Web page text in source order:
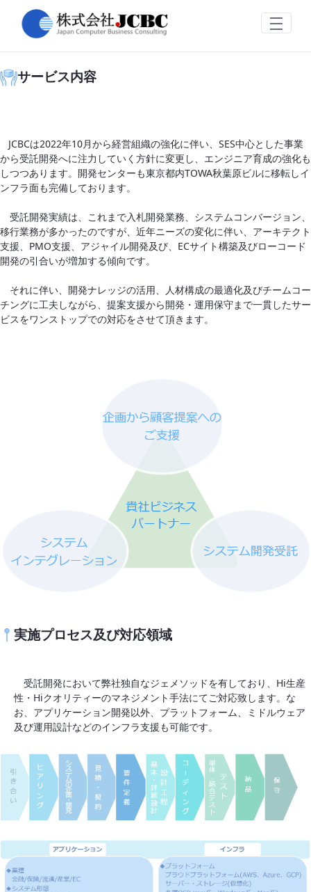
メインコンテンツにスキップ
受託開発
サービス内容
JCBCは2022年10月から経営組織の強化に伴い、SES中心とした事業
から受託開発へに注力していく方針に変更し、エンジニア育成の強化も
しつつあります。開発センターも東京都内TOWA秋葉原ビルに移転しイ
ンフラ面も完備しております。
受託開発実績は、これまで入札開発業務、システムコンバージョン、
移行業務が多かったのですが、近年ニーズの変化に伴い、アーキテクト
支援、PMO支援、アジャイル開発及び、ECサイト構築及びローコード
開発の引合いが増加する傾向です。
それに伴い、開発ナレッジの活用、人材構成の最適化及びチームコー
チングに工夫しながら、提案支援から開発・運用保守まで一貫したサー
ビスをワンストップでの対応をさせて頂きます。
実施プロセス及び対応領域
受託開発において弊社独自なジェメソッドを有しており、Hi生産
性・Hiクオリティーのマネジメント手法にてご対応致します。な
お、アプリケーション開発以外、プラットフォーム、ミドルウェア
及び運用設計などのインフラ支援も可能です。